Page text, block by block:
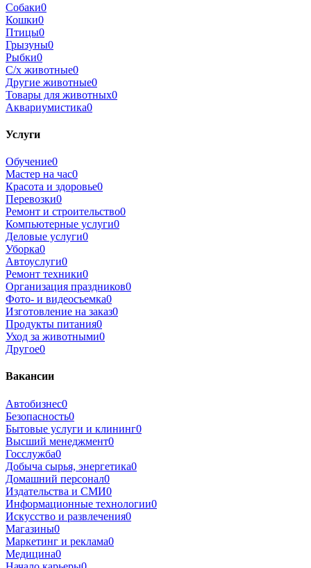
Собаки0
Кошки0
Птицы0
Грызуны0
Рыбки0
С/х животные0
Другие животные0
Товары для животных0
Аквариумистика0
Услуги
Обучение0
Мастер на час0
Красота и здоровье0
Перевозки0
Ремонт и строительство0
Компьютерные услуги0
Деловые услуги0
Уборка0
Автоуслуги0
Ремонт техники0
Организация праздников0
Фото- и видеосъемка0
Изготовление на заказ0
Продукты питания0
Уход за животными0
Другое0
Вакансии
Автобизнес0
Безопасность0
Бытовые услуги и клининг0
Высший менеджмент0
Госслужба0
Добыча сырья, энергетика0
Домашний персонал0
Издательства и СМИ0
Информационные технологии0
Искусство и развлечения0
Магазины0
Маркетинг и реклама0
Медицина0